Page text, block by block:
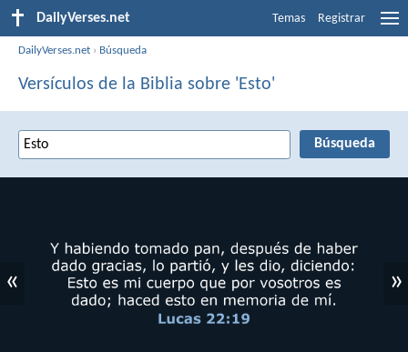
DailyVerses.net Temas Registrar
DailyVerses.net › Búsqueda
Versículos de la Biblia sobre 'Esto'
« »